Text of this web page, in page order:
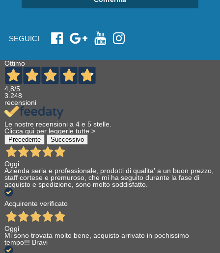
SEGUICI
Ottimo
4,8/5
3.248
recensioni
Le nostre recensioni a 4 e 5 stelle.
Clicca qui per leggerle tutte >
Precedente Successivo
Oggi
Azienda seria e professionale, prodotti di qualita' a un buon prezzo,
staff cortese e premuroso, che mi ha seguito durante la fase di
acquisto e spedizione, sono molto soddisfatto.
Acquirente verificato
Oggi
Mi sono trovata molto bene, acquisto arrivato in pochissimo
tempo!!! Bravi